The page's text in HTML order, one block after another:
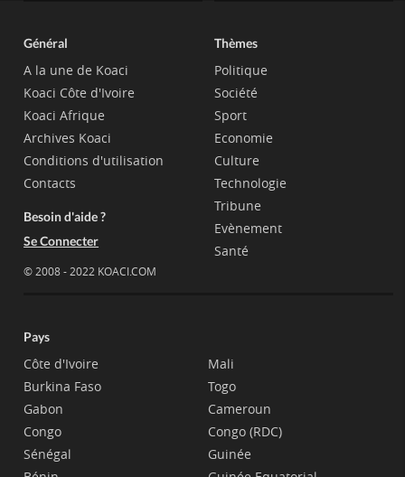
Général
A la une de Koaci
Koaci Côte d'Ivoire
Koaci Afrique
Archives Koaci
Conditions d'utilisation
Contacts
Besoin d'aide ?
Se Connecter
© 2008 - 2022 KOACI.COM
Thèmes
Politique
Société
Sport
Economie
Culture
Technologie
Tribune
Evènement
Santé
Pays
Côte d'Ivoire
Burkina Faso
Gabon
Congo
Sénégal
Mali
Togo
Cameroun
Congo (RDC)
Guinée